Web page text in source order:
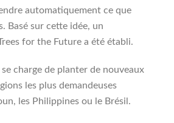
automatiquement ce que
Basé sur cette idée, un
for the Future a été établi.
charge de planter de nouveaux
les plus demandeuses
les Philippines ou le Brésil.